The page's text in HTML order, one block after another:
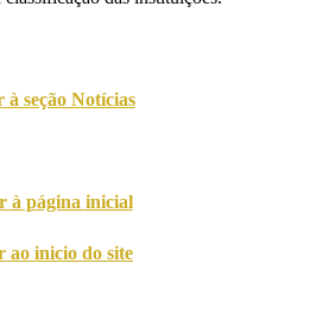
à seção Notícias
à página inicial
ao inicio do site